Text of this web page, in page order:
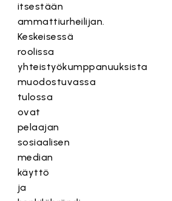
itsestään
ammattiurheilijan.
Keskeisessä
roolissa
yhteistyökumppanuuksista
muodostuvassa
tulossa
ovat
pelaajan
sosiaalisen
median
käyttö
ja